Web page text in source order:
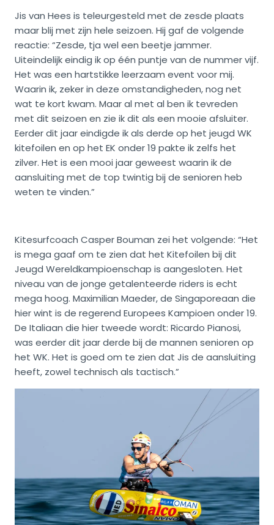
Jis van Hees is teleurgesteld met de zesde plaats
maar blij met zijn hele seizoen. Hij gaf de volgende
reactie: “Zesde, tja wel een beetje jammer.
Uiteindelijk eindig ik op één puntje van de nummer vijf.
Het was een hartstikke leerzaam event voor mij.
Waarin ik, zeker in deze omstandigheden, nog net
wat te kort kwam. Maar al met al ben ik tevreden
met dit seizoen en zie ik dit als een mooie afsluiter.
Eerder dit jaar eindigde ik als derde op het jeugd WK
kitefoilen en op het EK onder 19 pakte ik zelfs het
zilver. Het is een mooi jaar geweest waarin ik de
aansluiting met de top twintig bij de senioren heb
weten te vinden.”
Kitesurfcoach Casper Bouman zei het volgende: “Het
is mega gaaf om te zien dat het Kitefoilen bij dit
Jeugd Wereldkampioenschap is aangesloten. Het
niveau van de jonge getalenteerde riders is echt
mega hoog. Maximilian Maeder, de Singaporeaan die
hier wint is de regerend Europees Kampioen onder 19.
De Italiaan die hier tweede wordt: Ricardo Pianosi,
was eerder dit jaar derde bij de mannen senioren op
het WK. Het is goed om te zien dat Jis de aansluiting
heeft, zowel technisch als tactisch.”